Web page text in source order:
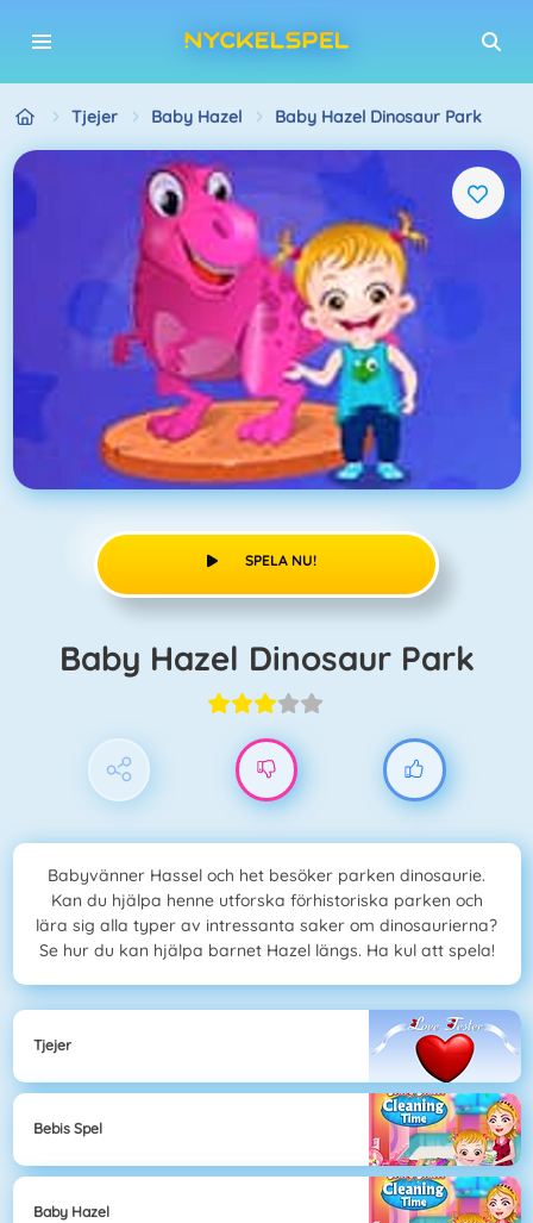
Tjejer Baby Hazel Baby Hazel Dinosaur Park
SPELA NU!
Baby Hazel Dinosaur Park
Babyvänner Hassel och het besöker parken dinosaurie.
Kan du hjälpa henne utforska förhistoriska parken och
lära sig alla typer av intressanta saker om dinosaurierna?
Se hur du kan hjälpa barnet Hazel längs. Ha kul att spela!
Tjejer
Bebis Spel
Baby Hazel